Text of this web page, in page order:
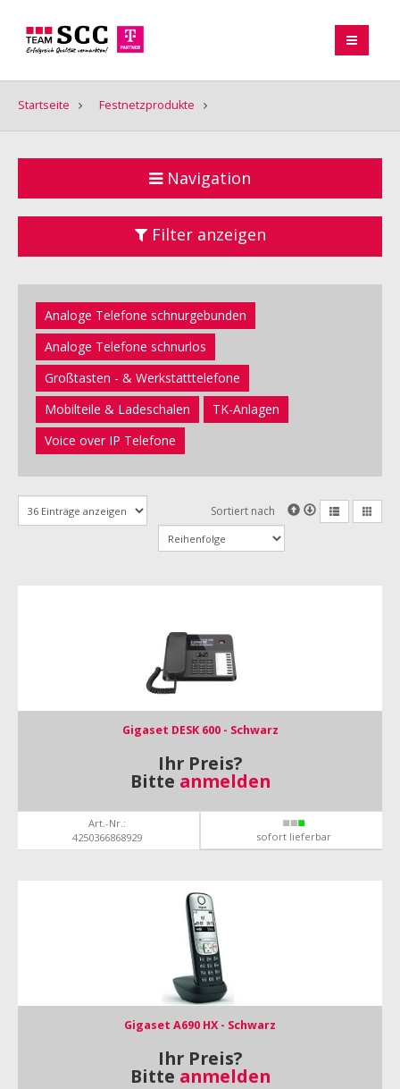
Startseite Festnetzprodukte
Navigation
Filter anzeigen
Analoge Telefone schnurgebunden
Analoge Telefone schnurlos
Großtasten - & Werkstatttelefone
Mobilteile & Ladeschalen
TK-Anlagen
Voice over IP Telefone
Sortiert nach
Gigaset DESK 600 - Schwarz
Ihr Preis?
Bitte anmelden
Art.-Nr.:
4250366868929
sofort lieferbar
Gigaset A690 HX - Schwarz
Ihr Preis?
Bitte anmelden